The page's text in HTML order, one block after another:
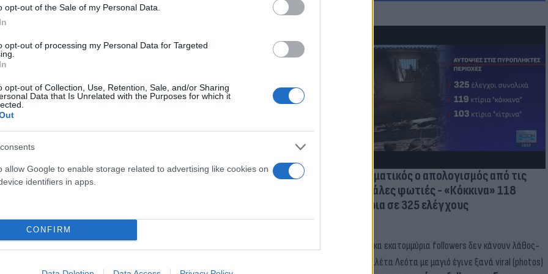
opt-out of the Sale of my Personal Data.
opt-out of processing my Personal Data for Targeted
opt-out of Collection, Use, Retention, Sale, and/or Sharing
Data that Is Unrelated with the Purposes for which it
allow Google to enable storage related to advertising like cookies on
identifiers in apps.
CONFIRM
στην παρουσίαση του
κόσμου στο γήπεδο
(video)
Και οι μαϊμούδες έχουν κατοικίδια! Οι
επιστήμονες ρίχνουν φως στις
Δραματικός ο απολογισμός από τις
μεγάλες φωτιές - «Κόκκινα» 118
κτίρια σε 325 ελέγχους